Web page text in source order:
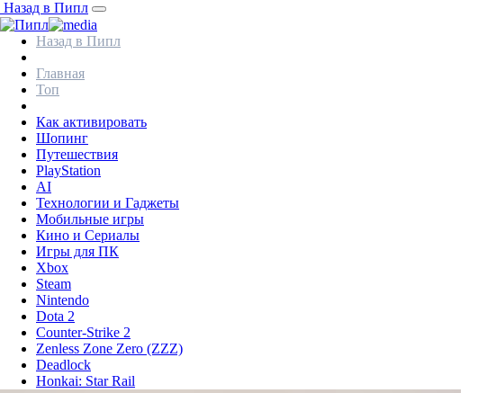
Назад в Пипл
Назад в Пипл
Главная
Топ
Как активировать
Шопинг
Путешествия
PlayStation
AI
Технологии и Гаджеты
Мобильные игры
Кино и Сериалы
Игры для ПК
Xbox
Steam
Nintendo
Dota 2
Counter-Strike 2
Zenless Zone Zero (ZZZ)
Deadlock
Honkai: Star Rail